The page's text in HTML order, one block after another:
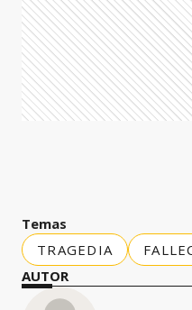
Temas
TRAGEDIA
AUTOR